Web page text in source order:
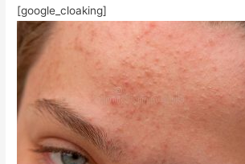
[google_cloaking]